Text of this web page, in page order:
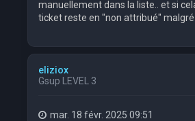
manuellement dans la liste.. et si
ticket reste en "non attribué"
eliziox
Gsup LEVEL 3
mar. 18 févr. 2025 09:51